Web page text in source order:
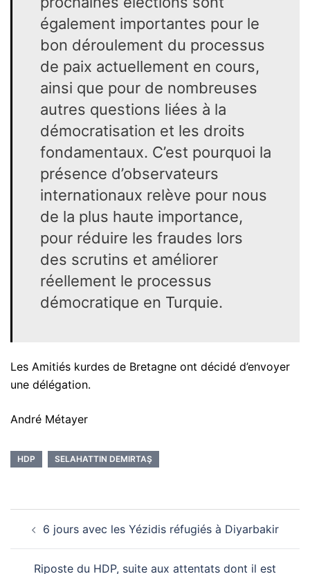
également importantes pour le
bon déroulement du processus
de paix actuellement en cours,
ainsi que pour de nombreuses
autres questions liées à la
démocratisation et les droits
fondamentaux. C’est pourquoi la
présence d’observateurs
internationaux relève pour nous
de la plus haute importance,
pour réduire les fraudes lors
des scrutins et améliorer
réellement le processus
démocratique en Turquie.
Les Amitiés kurdes de Bretagne ont décidé d’envoyer
une délégation.
André Métayer
HDP SELAHATTIN DEMIRTAŞ
d’article
6 jours avec les Yézidis réfugiés à Diyarbakir
Riposte du HDP, suite aux attentats dont il est